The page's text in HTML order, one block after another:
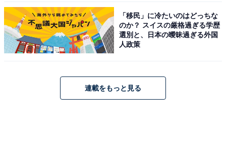
アクセス
所在地：兵庫県神戸市北区八多町中1150「グリーンガー
デンモール北神戸」内
す。詳細なアクセスルートは公式サイトをご確認くださ
「移民」に冷たいのはどっちな
のか？ スイスの厳格過ぎる学歴
選別と、日本の曖昧過ぎる外国
人政策
連載をもっと見る